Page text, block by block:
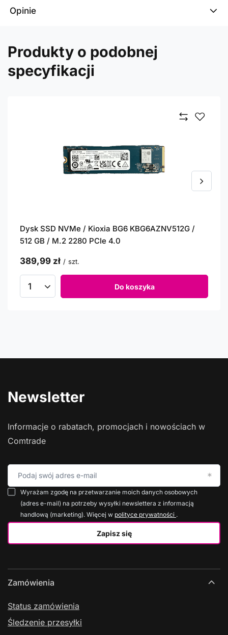
Opinie
Produkty o podobnej
specyfikacji
Dysk SSD NVMe / Kioxia BG6 KBG6AZNV512G /
512 GB / M.2 2280 PCIe 4.0
389,99 zł / szt.
Do koszyka
Newsletter
Informacje o rabatach, promocjach i nowościach w
Comtrade
Podaj swój adres e-mail
Zapisz się
Wyrażam zgodę na przetwarzanie moich danych osobowych
(adres e-mail) na potrzeby wysyłki newslettera z informacją
handlową (marketing). Więcej w polityce prywatności .
Zamówienia
Status zamówienia
Śledzenie przesyłki